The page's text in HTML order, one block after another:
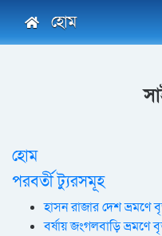
হোম
হোম
পরবর্তী ট্যুরসমূহ
হাসন রাজার দেশ ভ্রমণে
বর্ষায় জংগলবাড়ি ভ্রমণে